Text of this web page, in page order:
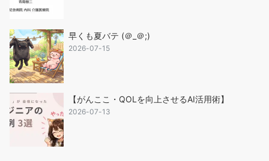
早くも夏バテ (＠_＠;)
2026-07-15
【がんここ・QOLを向上させるAI活用術】
2026-07-13